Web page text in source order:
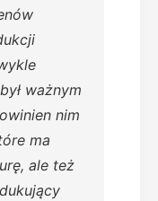
ważnym
nim
ma
ale też